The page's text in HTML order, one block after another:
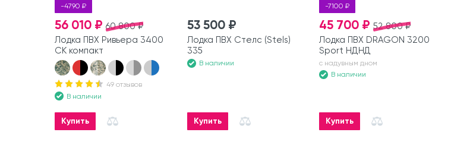
-4790 ₽
60 800 ₽
56 010 ₽
Лодка ПВХ Ривьера 3400
СК компакт
49 отзывов
В наличии
Купить
53 500 ₽
Лодка ПВХ Стелс (Stels)
335
В наличии
Купить
-7100 ₽
52 800 ₽
45 700 ₽
Лодка ПВХ DRAGON 3200
Sport НДНД
с надувным дном
В наличии
Купить